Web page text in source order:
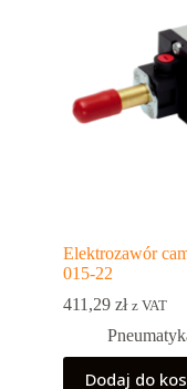
Elektrozawór
015-22
411,29 zł z VAT
Dodaj do